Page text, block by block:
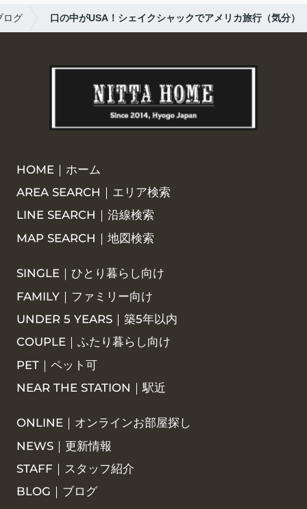
ログ 口の中がUSA！シェイクシャックでアメリカ旅行（気分）
HOME｜ホーム
AREA SEARCH｜エリア検索
LINE SEARCH｜沿線検索
MAP SEARCH｜地図検索
SINGLE｜ひとり暮らし向け
FAMILY｜ファミリー向け
UNDER 5 YEARS｜築5年以内
COUPLE｜ふたり暮らし向け
PET｜ペット可
NEAR THE STATION｜駅近
ONLINE｜オンラインお部屋探し
NEWS｜更新情報
STAFF｜スタッフ紹介
BLOG｜ブログ